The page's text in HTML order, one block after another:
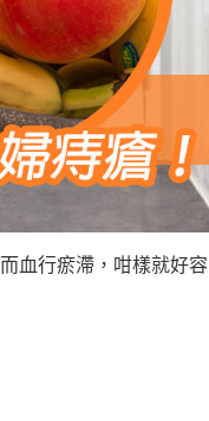
血行瘀滯，咁樣就好容